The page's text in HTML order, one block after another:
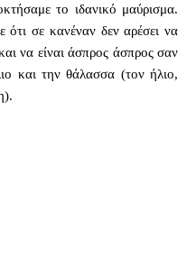
το ιδανικό μαύρισμα.
ότι σε κανέναν δεν αρέσει να
να είναι άσπρος άσπρος σαν
και την θάλασσα (τον ήλιο,